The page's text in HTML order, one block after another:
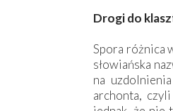
Drogi do
Spora różnica
słowiańska
na
archonta,